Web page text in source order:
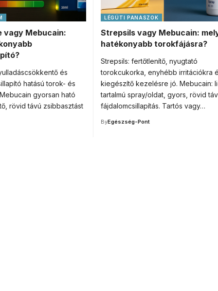
vagy Mebucain:
és
hatású torok- és
gyorsan ható
rövid távú zsibbasztást
LÉGÚTI PANASZOK
Strepsils vagy Mebucain:
hatékonyabb torokfájásra?
Strepsils: fertőtlenítő, nyugtató
torokcukorka, enyhébb irritációkra
kiegészítő kezelésre jó. Mebucain:
tartalmú spray/oldat, gyors, rövid
fájdalomcsillapítás. Tartós vagy…
ByEgészség-Pont